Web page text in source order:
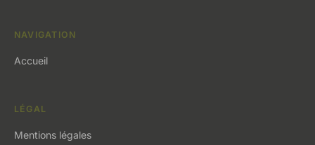
NAVIGATION
Accueil
LÉGAL
Mentions légales